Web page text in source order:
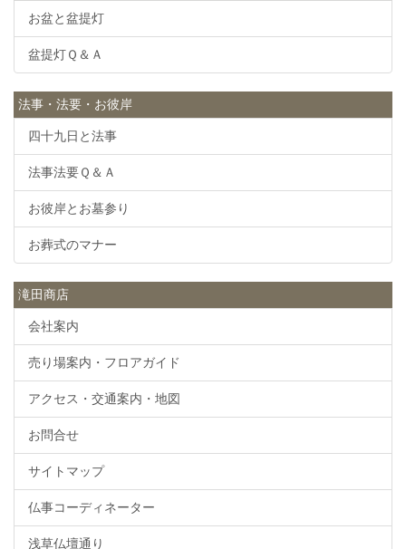
お盆と盆提灯
盆提灯Ｑ＆Ａ
法事・法要・お彼岸
四十九日と法事
法事法要Ｑ＆Ａ
お彼岸とお墓参り
お葬式のマナー
滝田商店
会社案内
売り場案内・フロアガイド
アクセス・交通案内・地図
お問合せ
サイトマップ
仏事コーディネーター
浅草仏壇通り